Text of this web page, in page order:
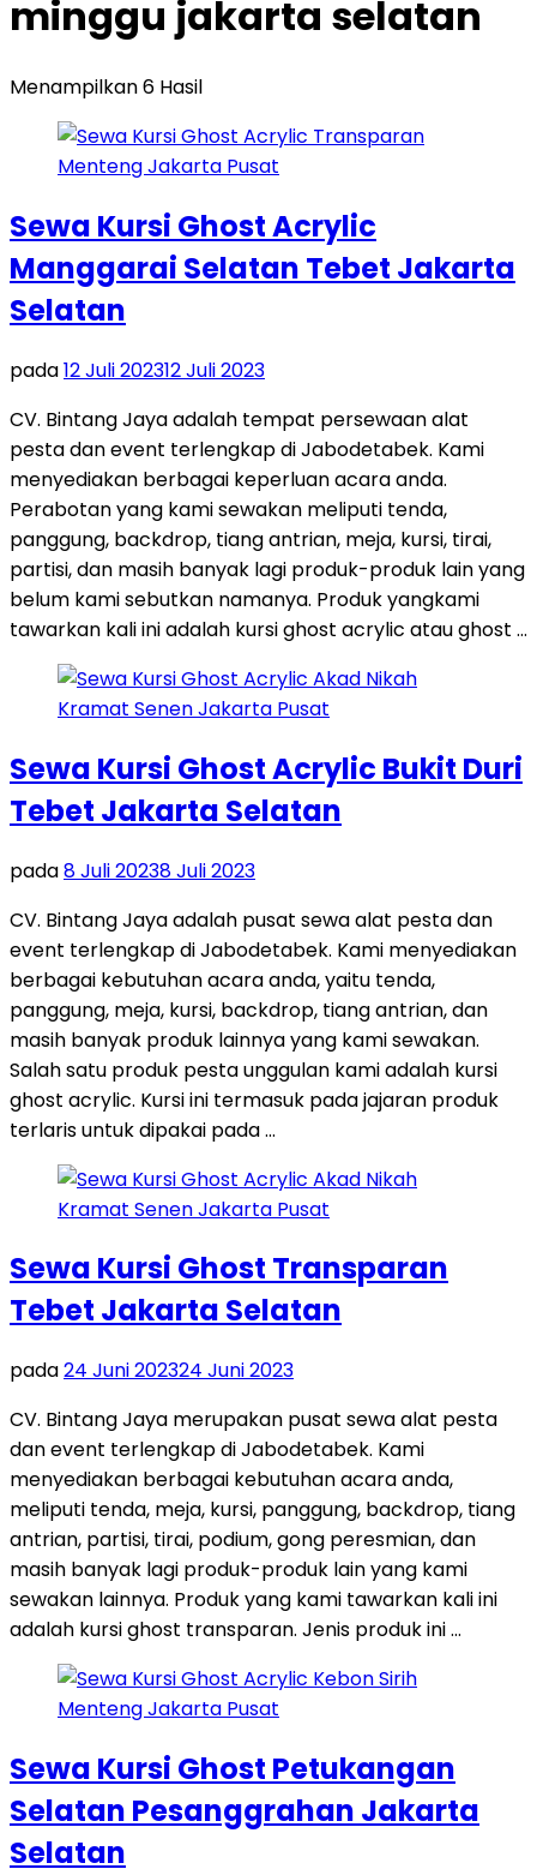
minggu jakarta selatan
Menampilkan 6 Hasil
Sewa Kursi Ghost Acrylic
Manggarai Selatan Tebet Jakarta
Selatan
pada12 Juli 202312 Juli 2023
CV. Bintang Jaya adalah tempat persewaan alat
pesta dan event terlengkap di Jabodetabek. Kami
menyediakan berbagai keperluan acara anda.
Perabotan yang kami sewakan meliputi tenda,
panggung, backdrop, tiang antrian, meja, kursi, tirai,
partisi, dan masih banyak lagi produk-produk lain yang
belum kami sebutkan namanya. Produk yangkami
tawarkan kali ini adalah kursi ghost acrylic atau ghost …
Sewa Kursi Ghost Acrylic Bukit Duri
Tebet Jakarta Selatan
pada8 Juli 20238 Juli 2023
CV. Bintang Jaya adalah pusat sewa alat pesta dan
event terlengkap di Jabodetabek. Kami menyediakan
berbagai kebutuhan acara anda, yaitu tenda,
panggung, meja, kursi, backdrop, tiang antrian, dan
masih banyak produk lainnya yang kami sewakan.
Salah satu produk pesta unggulan kami adalah kursi
ghost acrylic. Kursi ini termasuk pada jajaran produk
terlaris untuk dipakai pada …
Sewa Kursi Ghost Transparan
Tebet Jakarta Selatan
pada24 Juni 202324 Juni 2023
CV. Bintang Jaya merupakan pusat sewa alat pesta
dan event terlengkap di Jabodetabek. Kami
menyediakan berbagai kebutuhan acara anda,
meliputi tenda, meja, kursi, panggung, backdrop, tiang
antrian, partisi, tirai, podium, gong peresmian, dan
masih banyak lagi produk-produk lain yang kami
sewakan lainnya. Produk yang kami tawarkan kali ini
adalah kursi ghost transparan. Jenis produk ini …
Sewa Kursi Ghost Petukangan
Selatan Pesanggrahan Jakarta
Selatan